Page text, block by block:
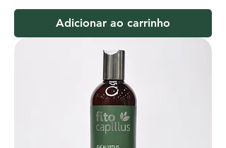
Adicionar ao carrinho